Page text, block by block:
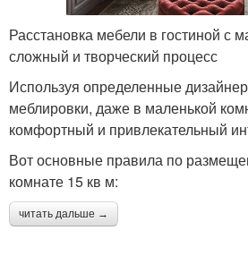
Расстановка мебели в гостиной с
сложный и творческий процесс
Используя определенные
меблировки, даже в маленькой
комфортный и привлекательный
Вот основные правила по
комнате 15 кв м:
читать дальше →